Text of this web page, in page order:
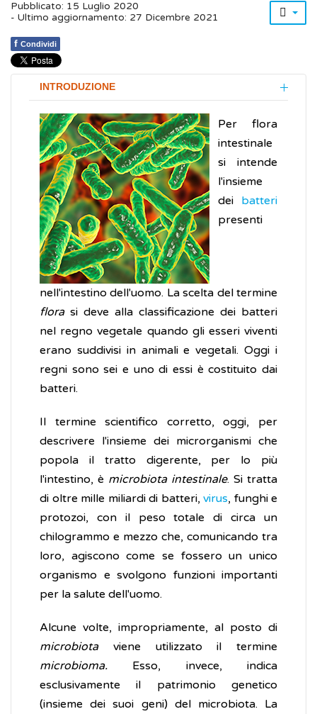
Pubblicato: 15 Luglio 2020
- Ultimo aggiornamento: 27 Dicembre 2021
f Condividi
INTRODUZIONE
Per flora
intestinale
si intende
l'insieme
dei batteri
presenti
nell'intestino dell'uomo. La scelta del termine
florasi deve alla classificazione dei batteri
nel regno vegetale quando gli esseri viventi
erano suddivisi in animali e vegetali. Oggi i
regni sono sei e uno di essi è costituito dai
batteri.
Il termine scientifico corretto, oggi, per
descrivere l'insieme dei microrganismi che
popola il tratto digerente, per lo più
l'intestino, è microbiota intestinale. Si tratta
di oltre mille miliardi di batteri, virus, funghi e
protozoi, con il peso totale di circa un
chilogrammo e mezzo che, comunicando tra
loro, agiscono come se fossero un unico
organismo e svolgono funzioni importanti
per la salute dell'uomo.
Alcune volte, impropriamente, al posto di
microbiotaviene utilizzato il termine
microbioma. Esso, invece, indica
esclusivamente il patrimonio genetico
(insieme dei suoi geni) del microbiota. La